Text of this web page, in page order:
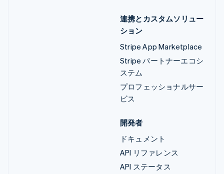
連携とカスタムソリュー
ション
Stripe App Marketplace
Stripe パートナーエコシ
ステム
プロフェッショナルサー
ビス
開発者
ドキュメント
API リファレンス
API ステータス